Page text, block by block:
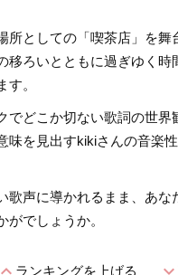
所としての「喫茶店」を舞
移ろいとともに過ぎゆく時
す。
でどこか切ない歌詞の世界
味を見出すkikiさんの音楽
歌声に導かれるまま、あな
がでしょうか。
ランキングを上げる